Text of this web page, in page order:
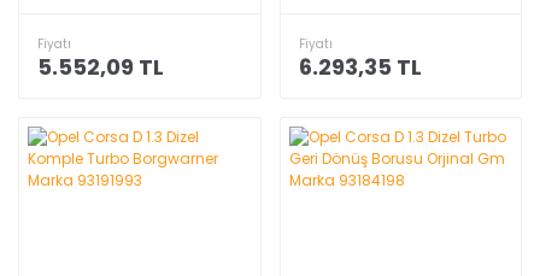
Fiyatı
5.552,09 TL
Fiyatı
6.293,35 TL